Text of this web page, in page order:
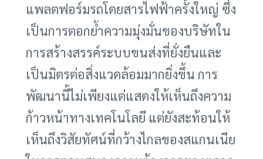
แพลตฟอร์มรถโดยสารไฟฟ้าครั้งใหญ่ ซึ่ง
เป็นการตอกย้ำความมุ่งมั่นของบริษัทใน
การสร้างสรรค์ระบบขนส่งที่ยั่งยืนและ
เป็นมิตรต่อสิ่งแวดล้อมมากยิ่งขึ้น การ
พัฒนานี้ไม่เพียงแต่แสดงให้เห็นถึงความ
ก้าวหน้าทางเทคโนโลยี แต่ยังสะท้อนให้
เห็นถึงวิสัยทัศน์ที่กว้างไกลของสแกนเนีย